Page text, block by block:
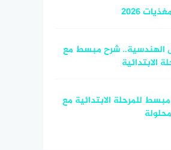
2026
الهندسية.. شرح مبسط مع
الابتدائية
للمرحلة الابتدائية مع